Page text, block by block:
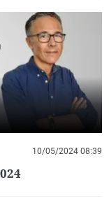
10/05/2024 08:39